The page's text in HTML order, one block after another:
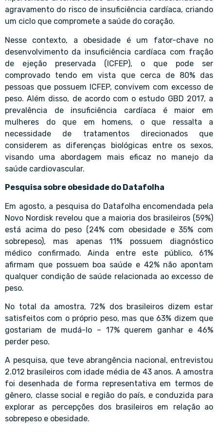
agravamento do risco de insuficiência cardíaca, criando
um ciclo que compromete a saúde do coração.
Nesse contexto, a obesidade é um fator-chave no
desenvolvimento da insuficiência cardíaca com fração
de ejeção preservada (ICFEP), o que pode ser
comprovado tendo em vista que cerca de 80% das
pessoas que possuem ICFEP, convivem com excesso de
peso. Além disso, de acordo com o estudo GBD 2017, a
prevalência de insuficiência cardíaca é maior em
mulheres do que em homens, o que ressalta a
necessidade de tratamentos direcionados que
considerem as diferenças biológicas entre os sexos,
visando uma abordagem mais eficaz no manejo da
saúde cardiovascular.
Pesquisa sobre obesidade do Datafolha
Em agosto, a pesquisa do Datafolha encomendada pela
Novo Nordisk revelou que a maioria dos brasileiros (59%)
está acima do peso (24% com obesidade e 35% com
sobrepeso), mas apenas 11% possuem diagnóstico
médico confirmado. Ainda entre este público, 61%
afirmam que possuem boa saúde e 42% não apontam
qualquer condição de saúde relacionada ao excesso de
peso.
No total da amostra, 72% dos brasileiros dizem estar
satisfeitos com o próprio peso, mas que 63% dizem que
gostariam de mudá-lo – 17% querem ganhar e 46%
perder peso.
A pesquisa, que teve abrangência nacional, entrevistou
2.012 brasileiros com idade média de 43 anos. A amostra
foi desenhada de forma representativa em termos de
gênero, classe social e região do país, e conduzida para
explorar as percepções dos brasileiros em relação ao
sobrepeso e obesidade.